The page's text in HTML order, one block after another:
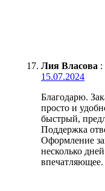
Лия Власова :
15.07.2024
Благодарю.
просто и
быстрый,
Поддержка
Оформление
несколько дней